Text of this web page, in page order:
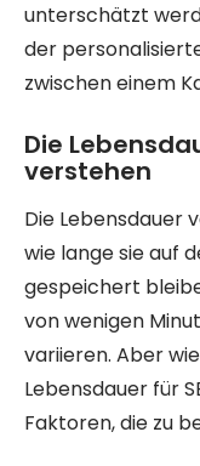
unterschätzt
der
zwischen einem
Die
verstehen
Die Lebensdauer
wie lange sie auf
gespeichert
von wenigen
variieren. Aber
Lebensdauer für
Faktoren, die zu